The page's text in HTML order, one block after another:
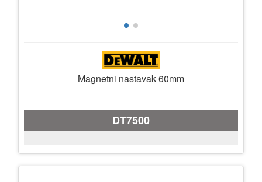
Magnetni nastavak 60mm
DT7500